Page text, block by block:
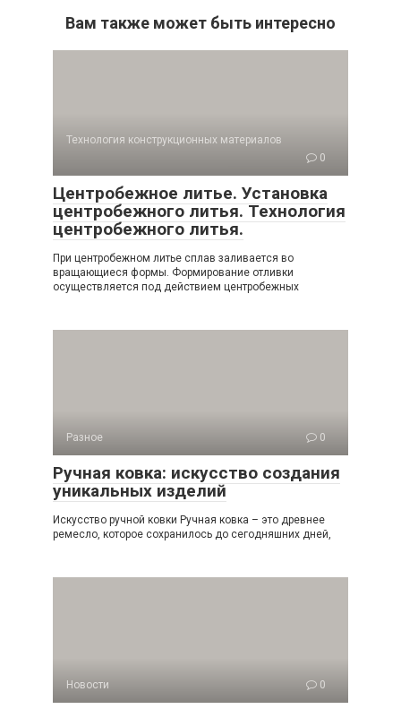
Вам также может быть интересно
Технология конструкционных материалов
0
Центробежное литье. Установка
центробежного литья. Технология
центробежного литья.
При центробежном литье сплав заливается во
вращающиеся формы. Формирование отливки
осуществляется под действием центробежных
Разное 0
Ручная ковка: искусство создания
уникальных изделий
Искусство ручной ковки Ручная ковка – это древнее
ремесло, которое сохранилось до сегодняшних дней,
Новости 0